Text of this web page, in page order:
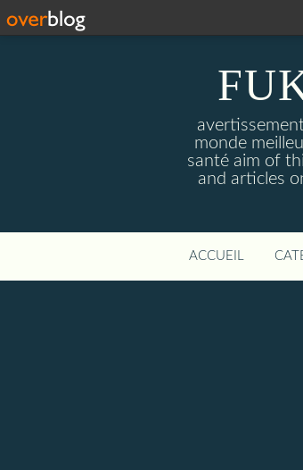
monde
santé aim of
and articles
ACCUEIL